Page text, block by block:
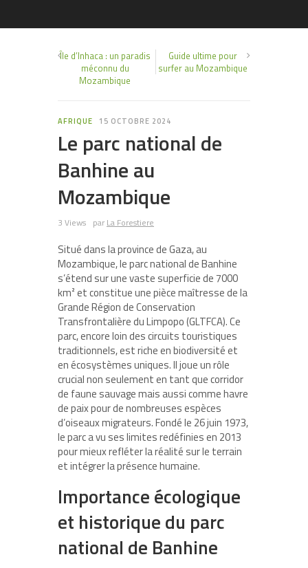
Île d’Inhaca : un paradis
méconnu du
Mozambique
Guide ultime pour
surfer au Mozambique
AFRIQUE 15 OCTOBRE 2024
Le parc national de
Banhine au
Mozambique
3 Views par La Forestiere
Situé dans la province de Gaza, au
Mozambique, le parc national de Banhine
s’étend sur une vaste superficie de 7000
km² et constitue une pièce maîtresse de la
Grande Région de Conservation
Transfrontalière du Limpopo (GLTFCA). Ce
parc, encore loin des circuits touristiques
traditionnels, est riche en biodiversité et
en écosystèmes uniques. Il joue un rôle
crucial non seulement en tant que corridor
de faune sauvage mais aussi comme havre
de paix pour de nombreuses espèces
d’oiseaux migrateurs. Fondé le 26 juin 1973,
le parc a vu ses limites redéfinies en 2013
pour mieux refléter la réalité sur le terrain
et intégrer la présence humaine.
Importance écologique
et historique du parc
national de Banhine